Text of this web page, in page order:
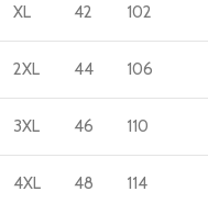
XL 42 102
2XL 44 106
3XL 46 110
4XL 48 114